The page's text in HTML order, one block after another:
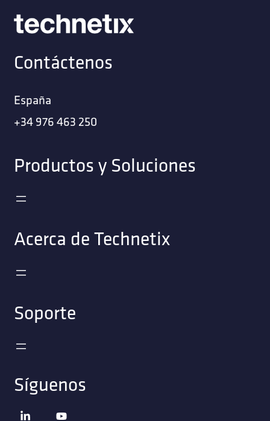
Contáctenos
España
+34 976 463 250
Productos y Soluciones
Acerca de Technetix
Soporte
Síguenos